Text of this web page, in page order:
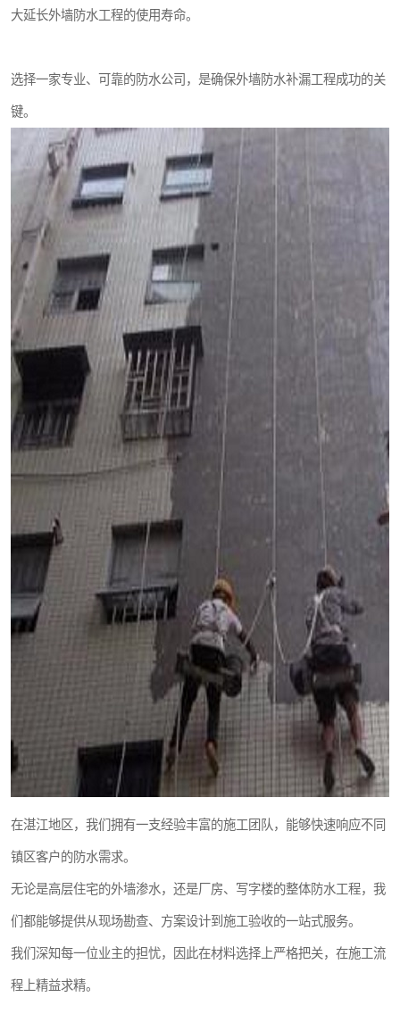
大延长外墙防水工程的使用寿命。
选择一家专业、可靠的防水公司，是确保外墙防水补漏工程成功的关
键。
在湛江地区，我们拥有一支经验丰富的施工团队，能够快速响应不同
镇区客户的防水需求。
无论是高层住宅的外墙渗水，还是厂房、写字楼的整体防水工程，我
们都能够提供从现场勘查、方案设计到施工验收的一站式服务。
我们深知每一位业主的担忧，因此在材料选择上严格把关，在施工流
程上精益求精。